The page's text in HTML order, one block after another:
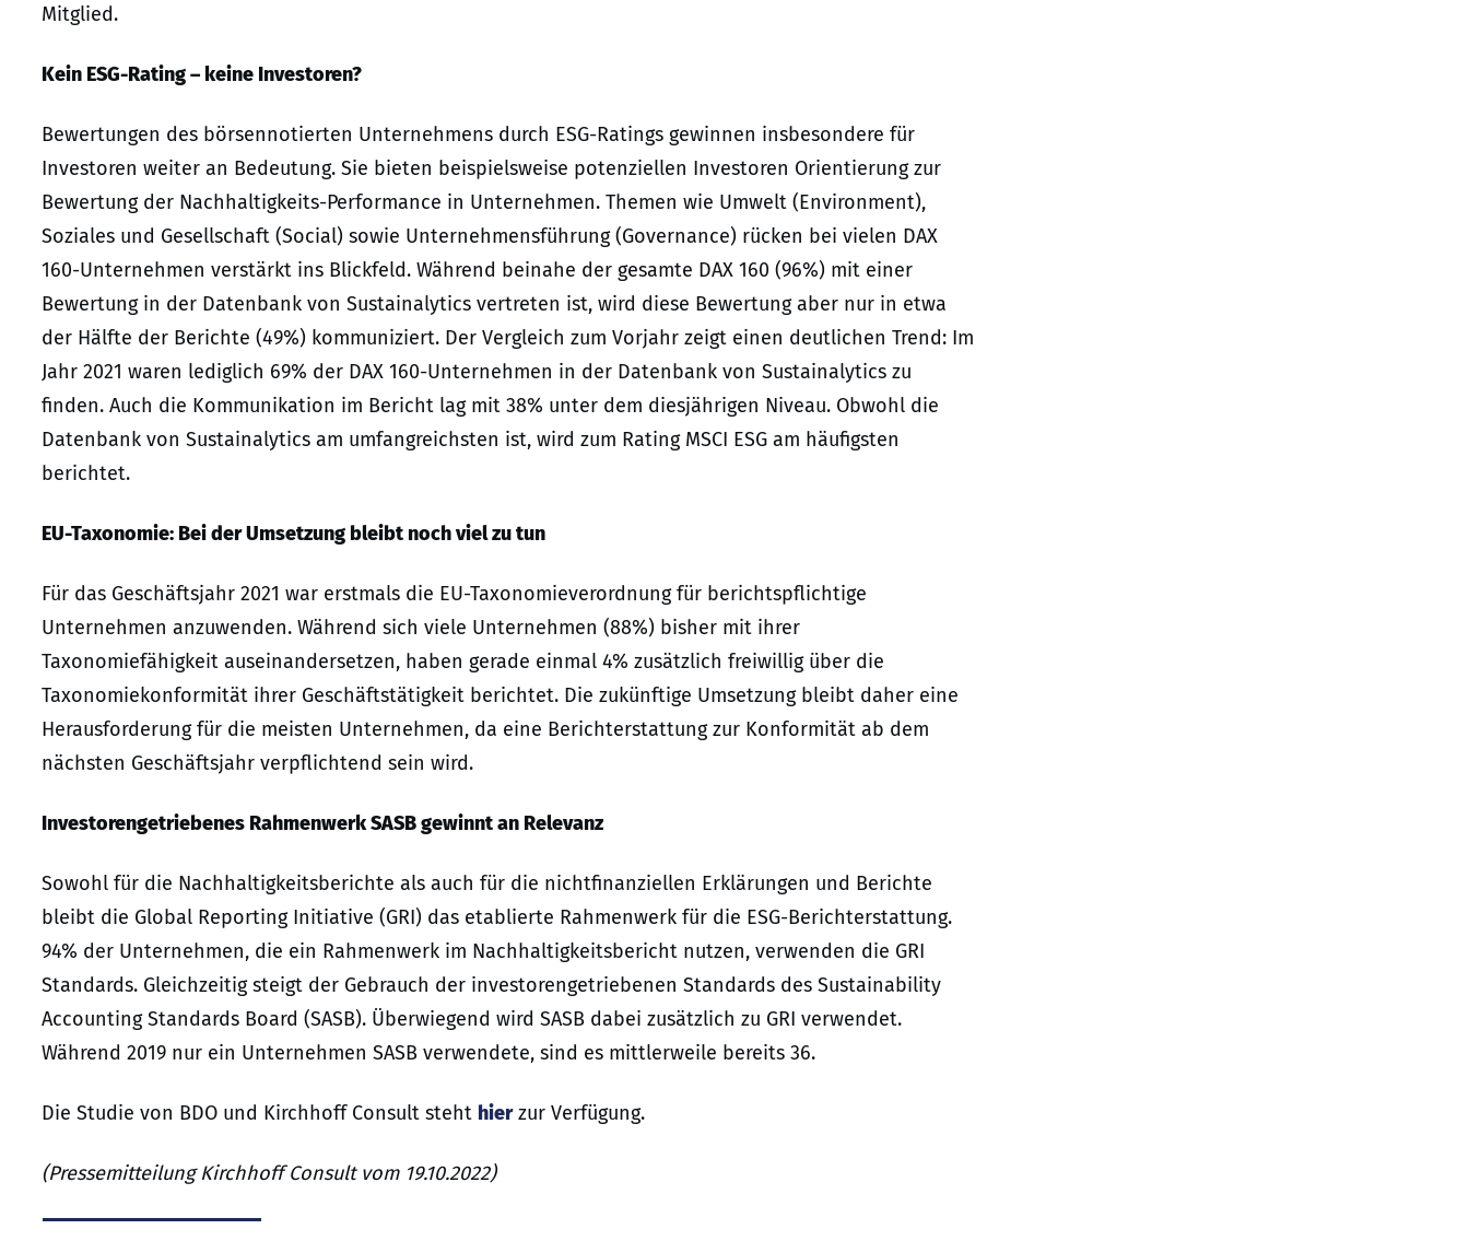
Mitglied.
Kein ESG-Rating – keine Investoren?
Bewertungen des börsennotierten Unternehmens durch ESG-Ratings gewinnen insbesondere für
Investoren weiter an Bedeutung. Sie bieten beispielsweise potenziellen Investoren Orientierung zur
Bewertung der Nachhaltigkeits-Performance in Unternehmen. Themen wie Umwelt (Environment),
Soziales und Gesellschaft (Social) sowie Unternehmensführung (Governance) rücken bei vielen DAX
160-Unternehmen verstärkt ins Blickfeld. Während beinahe der gesamte DAX 160 (96%) mit einer
Bewertung in der Datenbank von Sustainalytics vertreten ist, wird diese Bewertung aber nur in etwa
der Hälfte der Berichte (49%) kommuniziert. Der Vergleich zum Vorjahr zeigt einen deutlichen Trend: Im
Jahr 2021 waren lediglich 69% der DAX 160-Unternehmen in der Datenbank von Sustainalytics zu
finden. Auch die Kommunikation im Bericht lag mit 38% unter dem diesjährigen Niveau. Obwohl die
Datenbank von Sustainalytics am umfangreichsten ist, wird zum Rating MSCI ESG am häufigsten
berichtet.
EU-Taxonomie: Bei der Umsetzung bleibt noch viel zu tun
Für das Geschäftsjahr 2021 war erstmals die EU-Taxonomieverordnung für berichtspflichtige
Unternehmen anzuwenden. Während sich viele Unternehmen (88%) bisher mit ihrer
Taxonomiefähigkeit auseinandersetzen, haben gerade einmal 4% zusätzlich freiwillig über die
Taxonomiekonformität ihrer Geschäftstätigkeit berichtet. Die zukünftige Umsetzung bleibt daher eine
Herausforderung für die meisten Unternehmen, da eine Berichterstattung zur Konformität ab dem
nächsten Geschäftsjahr verpflichtend sein wird.
Investorengetriebenes Rahmenwerk SASB gewinnt an Relevanz
Sowohl für die Nachhaltigkeitsberichte als auch für die nichtfinanziellen Erklärungen und Berichte
bleibt die Global Reporting Initiative (GRI) das etablierte Rahmenwerk für die ESG-Berichterstattung.
94% der Unternehmen, die ein Rahmenwerk im Nachhaltigkeitsbericht nutzen, verwenden die GRI
Standards. Gleichzeitig steigt der Gebrauch der investorengetriebenen Standards des Sustainability
Accounting Standards Board (SASB). Überwiegend wird SASB dabei zusätzlich zu GRI verwendet.
Während 2019 nur ein Unternehmen SASB verwendete, sind es mittlerweile bereits 36.
Die Studie von BDO und Kirchhoff Consult steht hierzur Verfügung.
(Pressemitteilung Kirchhoff Consult vom 19.10.2022)